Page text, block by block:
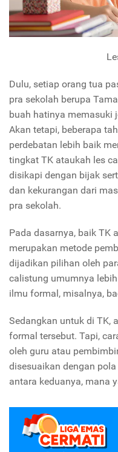
Dulu, setiap orang tua
pra sekolah berupa
buah hatinya memasuki
Akan tetapi, beberapa
perdebatan lebih baik
tingkat TK ataukah les
disikapi dengan bijak
dan kekurangan dari
pra sekolah.
Pada dasarnya, baik TK
merupakan metode
dijadikan pilihan oleh
calistung umumnya
ilmu formal, misalnya,
Sedangkan untuk di TK,
formal tersebut. Tapi,
oleh guru atau
disesuaikan dengan
antara keduanya, mana